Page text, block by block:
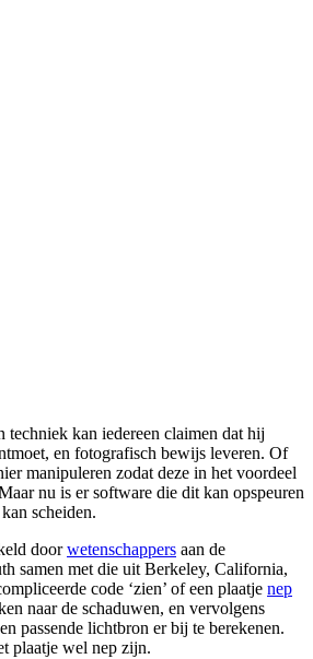
techniek kan iedereen claimen dat hij
en fotografisch bewijs leveren. Of
manipuleren zodat deze in het voordeel
nu is er software die dit kan opspeuren
scheiden.
doorwetenschappers aan de
samen met die uit Berkeley, California,
code ‘zien’ of een plaatje nep
naar de schaduwen, en vervolgens
passende lichtbron er bij te berekenen.
plaatje wel nep zijn.